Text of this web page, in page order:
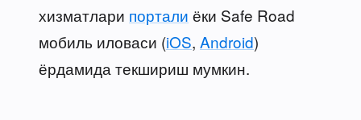
хизматлари портали ёки Safe Road
мобиль иловаси (iOS, Android)
ёрдамида текшириш мумкин.